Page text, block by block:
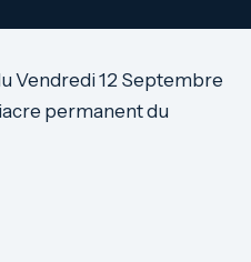
Vendredi 12 Septembre
permanent du